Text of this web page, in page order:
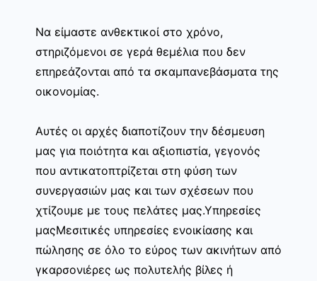
Να είμαστε ανθεκτικοί στο χρόνο,
στηριζόμενοι σε γερά θεμέλια που δεν
επηρεάζονται από τα σκαμπανεβάσματα της
οικονομίας.
Αυτές οι αρχές διαποτίζουν την δέσμευση
μας για ποιότητα και αξιοπιστία, γεγονός
που αντικατοπτρίζεται στη φύση των
συνεργασιών μας και των σχέσεων που
χτίζουμε με τους πελάτες μας.Υπηρεσίες
μαςΜεσιτικές υπηρεσίες ενοικίασης και
πώλησης σε όλο το εύρος των ακινήτων από
γκαρσονιέρες ως πολυτελής βίλες ή